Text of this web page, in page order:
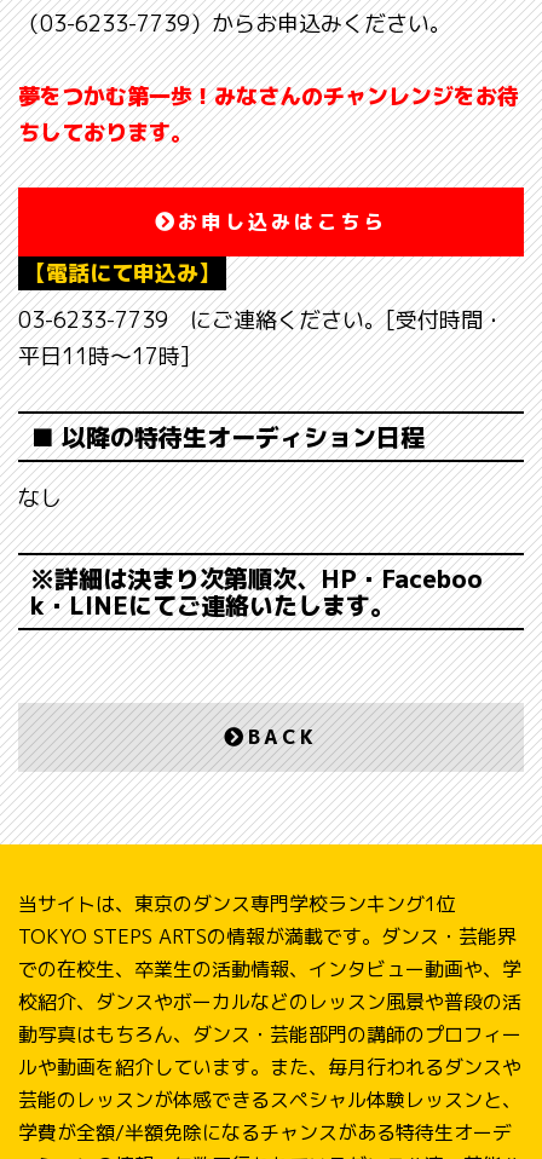
（03-6233-7739）からお申込みください。
夢をつかむ第一歩！みなさんのチャンレンジをお待
ちしております。
お申し込みはこちら
【電話にて申込み】
03-6233-7739 にご連絡ください。[受付時間・
平日11時～17時]
■ 以降の特待生オーディション日程
なし
※詳細は決まり次第順次、HP・Faceboo
k・LINEにてご連絡いたします。
BACK
当サイトは、東京のダンス専門学校ランキング1位
TOKYO STEPS ARTSの情報が満載です。ダンス・芸能界
での在校生、卒業生の活動情報、インタビュー動画や、学
校紹介、ダンスやボーカルなどのレッスン風景や普段の活
動写真はもちろん、ダンス・芸能部門の講師のプロフィー
ルや動画を紹介しています。また、毎月行われるダンスや
芸能のレッスンが体感できるスペシャル体験レッスンと、
学費が全額/半額免除になるチャンスがある特待生オーデ